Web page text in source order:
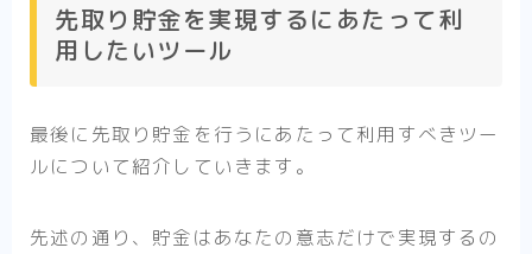
先取り貯金を実現するにあたって利
用したいツール
最後に先取り貯金を行うにあたって利用すべきツー
ルについて紹介していきます。
先述の通り、貯金はあなたの意志だけで実現するの